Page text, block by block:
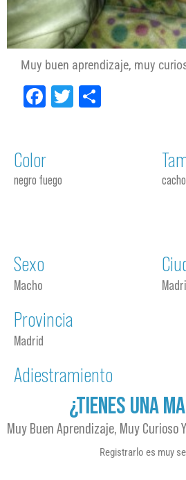
Muy buen aprendizaje, muy
Facebook
Twitter
Color
negro fuego
Sexo
Macho
Provincia
Madrid
Adiestramiento
¿TIENES UNA
Muy Buen Aprendizaje, Muy Curioso
Registrarlo es muy